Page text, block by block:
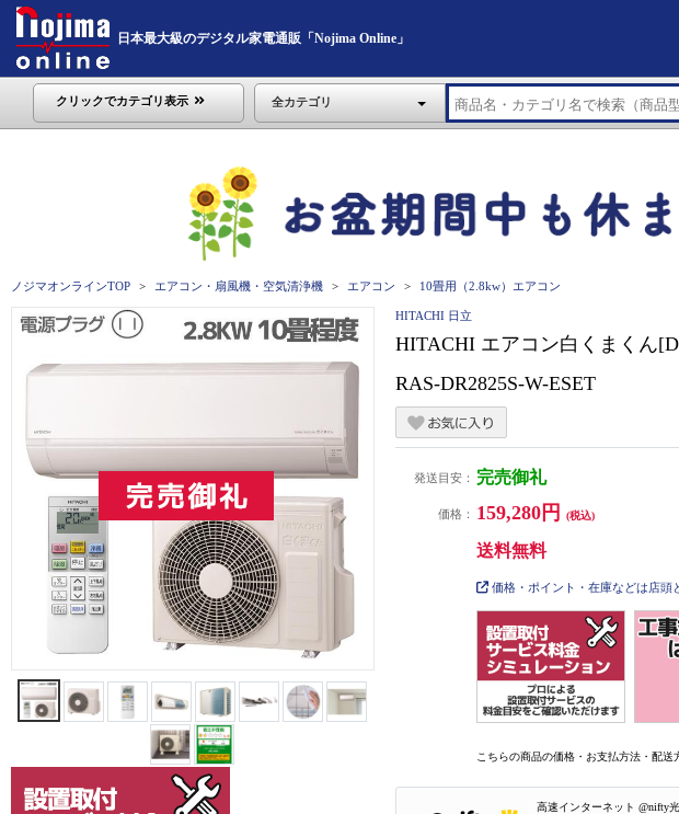
日本最大級のデジタル家電通販「Nojima Online」
クリックでカテゴリ表示 全カテゴリ
ノジマオンラインTOP エアコン・扇風機・空気清浄機 エアコン 10畳用（2.8kw）エアコン
HITACHI 日立
HITACHI エアコン白くまくん
RAS-DR2825S-W-ESET
発送目安： 完売御礼
価格： 159,280円 (税込)
送料無料
価格・ポイント・在庫などは店頭
こちらの商品の価格・お支払方法・配送
高速インターネット @nifty光